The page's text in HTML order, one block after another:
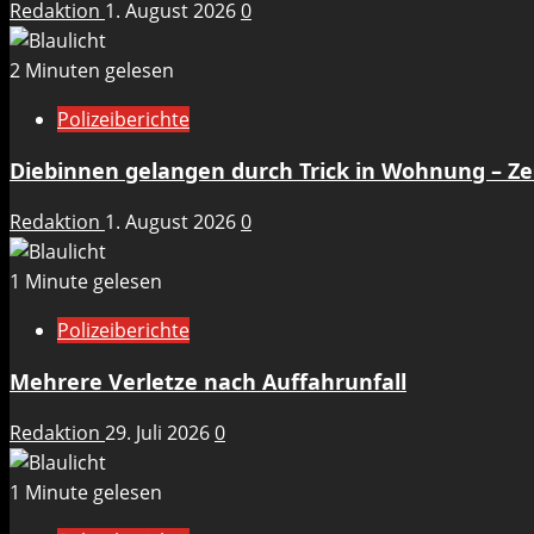
Redaktion 1. August 20260
2 Minuten gelesen
Polizeiberichte
Diebinnen gelangen durch Trick in Wohnung –
Redaktion 1. August 20260
1 Minute gelesen
Polizeiberichte
Mehrere Verletze nach Auffahrunfall
Redaktion 29. Juli 20260
1 Minute gelesen